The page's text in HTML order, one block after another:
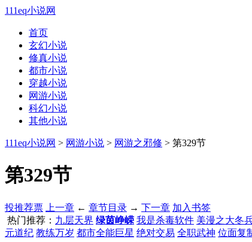
111eq小说网
首页
玄幻小说
修真小说
都市小说
穿越小说
网游小说
科幻小说
其他小说
111eq小说网 > 网游小说 > 网游之邪修 > 第329节
第329节
投推荐票 上一章 ← 章节目录 → 下一章 加入书签
热门推荐： 九层天界 绿茵峥嵘 我是杀毒软件 美漫之大冬
元道纪 教练万岁 都市全能巨星 绝对交易 全职武神 位面复